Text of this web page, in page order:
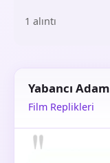
1 alıntı
Yabancı Adam
Film Replikleri